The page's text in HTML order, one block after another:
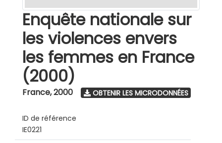
Enquête nationale sur
les violences envers
les femmes en France
(2000)
France,2000 OBTENIR LES MICRODONNÉES
ID de référence
IE0221